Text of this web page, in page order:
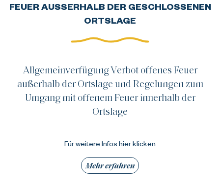
FEUER AUSSERHALB DER GESCHLOSSENEN O
RTSLAGE
Allgemeinverfügung Verbot offenes Feuer
außerhalb der Ortslage und Regelungen zum
Umgang mit offenem Feuer innerhalb der
Ortslage
Für weitere Infos hier klicken
Mehr erfahren